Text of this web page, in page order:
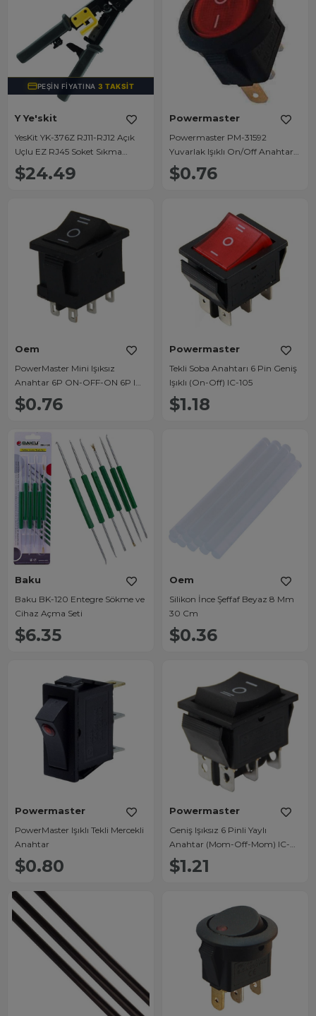
PEŞIN FIYATINA3 TAKSIT
Y Ye'skit
YesKit YK-376Z RJ11-RJ12 Açık
Uçlu EZ RJ45 Soket Sıkma
Pensesi
$24.49
Powermaster
Powermaster PM-31592
Yuvarlak Işıklı On/Off Anahtar
IC-131
$0.76
Oem
PowerMaster Mini Işıksız
Anahtar 6P ON-OFF-ON 6P IC-
123-6
$0.76
Powermaster
Tekli Soba Anahtarı 6 Pin Geniş
Işıklı (On-Off) IC-105
$1.18
Baku
Baku BK-120 Entegre Sökme ve
Cihaz Açma Seti
$6.35
Oem
Silikon İnce Şeffaf Beyaz 8 Mm
30 Cm
$0.36
Powermaster
PowerMaster Işıklı Tekli Mercekli
Anahtar
$0.80
Powermaster
Geniş Işıksız 6 Pinli Yaylı
Anahtar (Mom-Off-Mom) IC-
110
$1.21